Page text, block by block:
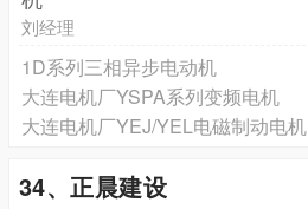
刘经理
1D系列三相异步电动机
大连电机厂YSPA系列变频电机
大连电机厂YEJ/YEL电磁制动电机
34、正晨建设